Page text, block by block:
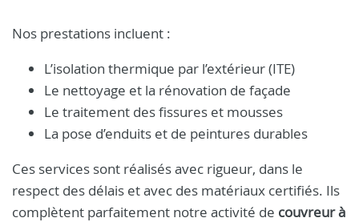
Nos prestations incluent :
L’isolation thermique par l’extérieur (ITE)
Le nettoyage et la rénovation de façade
Le traitement des fissures et mousses
La pose d’enduits et de peintures durables
Ces services sont réalisés avec rigueur, dans le
respect des délais et avec des matériaux certifiés. Ils
complètent parfaitement notre activité de couvreur à